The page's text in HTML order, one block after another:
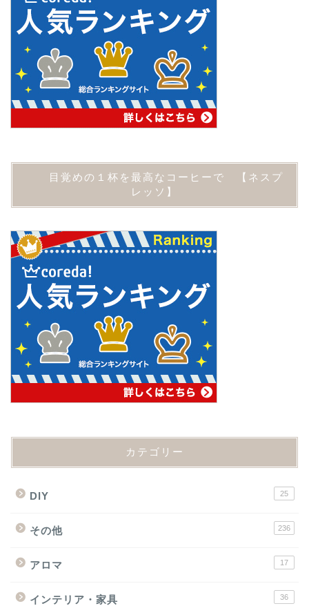
目覚めの１杯を最高なコーヒーで 【ネスプ
レッソ】
カテゴリー
DIY 25
その他 236
アロマ 17
インテリア・家具 36